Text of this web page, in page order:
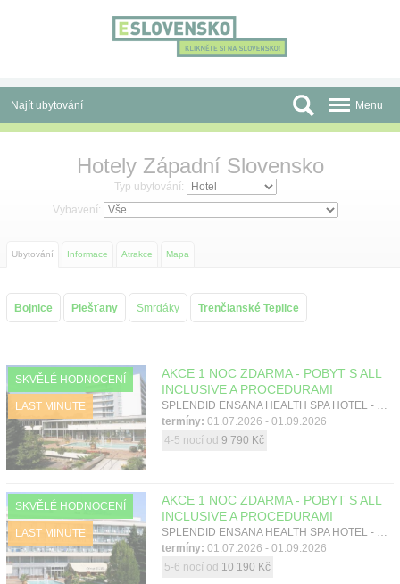
Najít ubytování
Skupiny a konference
Před cestou
O nás
Kontakt
Menu
Hotely Západní Slovensko
Typ ubytování:
Vybavení:
Ubytování Informace Atrakce Mapa
Bojnice Piešťany Smrdáky Trenčianské Teplice
SKVĚLÉ HODNOCENÍ
LAST MINUTE
AKCE 1 NOC ZDARMA - POBYT S ALL
INCLUSIVE A PROCEDURAMI
SPLENDID ENSANA HEALTH SPA HOTEL - KŘÍDLO GRAND, Piešťany, Západní Slovensko
termíny: 01.07.2026 - 01.09.2026
4-5 nocí od 9 790 Kč
SKVĚLÉ HODNOCENÍ
LAST MINUTE
AKCE 1 NOC ZDARMA - POBYT S ALL
INCLUSIVE A PROCEDURAMI
SPLENDID ENSANA HEALTH SPA HOTEL - KŘÍDLO SPLENDID, Piešťany, Západní Slovensko
termíny: 01.07.2026 - 01.09.2026
5-6 nocí od 10 190 Kč